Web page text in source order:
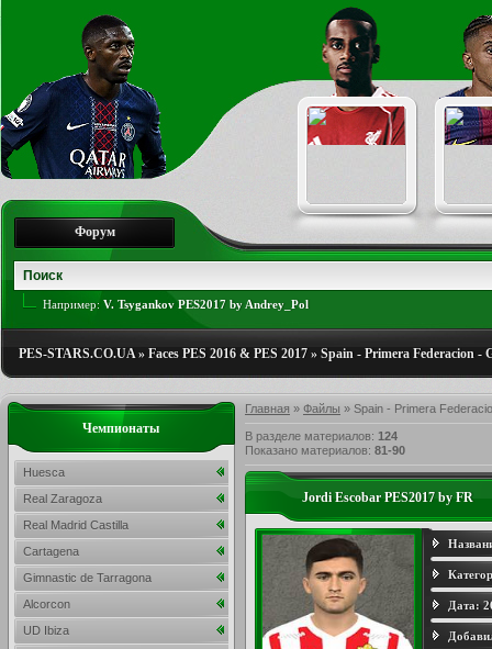
Форум
Например: V. Tsygankov PES2017 by Andrey_Pol
PES-STARS.CO.UA» Faces PES 2016 & PES 2017 » Spain - Primera Federacion -
Главная » Файлы » Spain - Primera
В разделе материалов: 124
Показано материалов: 81-90
Jordi Escobar PES2017 by FR
Дата:
Чемпионаты
Huesca
Real Zaragoza
Real Madrid Castilla
Cartagena
Gimnastic de Tarragona
Alcorcon
UD Ibiza